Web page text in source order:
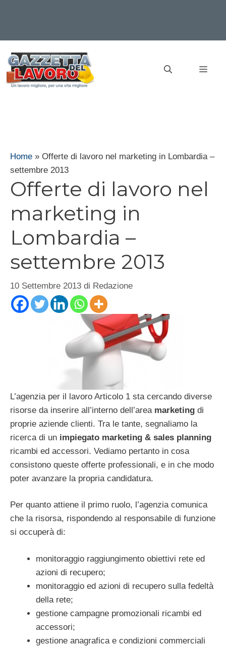
contenuto
Home » Offerte di lavoro nel marketing in Lombardia –
settembre 2013
Offerte di lavoro nel
marketing in
Lombardia –
settembre 2013
10 Settembre 2013 di Redazione
L’agenzia per il lavoro Articolo 1 sta cercando diverse
risorse da inserire all’interno dell’area marketing di
proprie aziende clienti. Tra le tante, segnaliamo la
ricerca di un impiegato marketing & sales planning
ricambi ed accessori. Vediamo pertanto in cosa
consistono queste offerte professionali, e in che modo
poter avanzare la propria candidatura.
Per quanto attiene il primo ruolo, l’agenzia comunica
che la risorsa, rispondendo al responsabile di funzione
si occuperà di:
monitoraggio raggiungimento obiettivi rete ed
azioni di recupero;
monitoraggio ed azioni di recupero sulla fedeltà
della rete;
gestione campagne promozionali ricambi ed
accessori;
gestione anagrafica e condizioni commerciali